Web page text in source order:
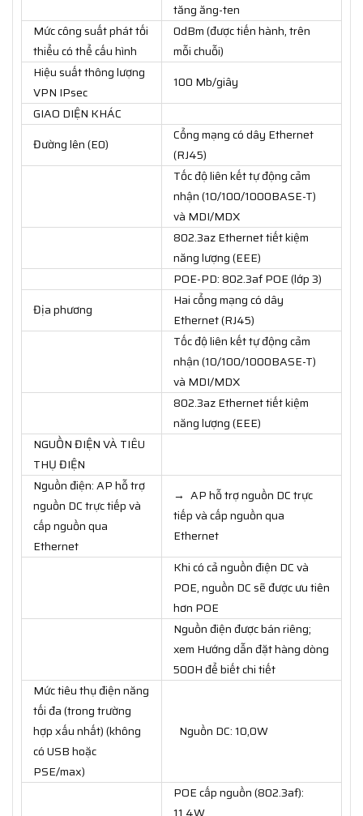
tăng ăng-ten
Mức công suất phát tối
thiểu có thể cấu hình
0dBm (được tiến hành, trên
mỗi chuỗi)
Hiệu suất thông lượng
VPN IPsec
100 Mb/giây
GIAO DIỆN KHÁC
Đường lên (E0)
Cổng mạng có dây Ethernet
(RJ45)
Tốc độ liên kết tự động cảm
nhận (10/100/1000BASE-T)
và MDI/MDX
802.3az Ethernet tiết kiệm
năng lượng (EEE)
POE-PD: 802.3af POE (lớp 3)
Địa phương
Hai cổng mạng có dây
Ethernet (RJ45)
Tốc độ liên kết tự động cảm
nhận (10/100/1000BASE-T)
và MDI/MDX
802.3az Ethernet tiết kiệm
năng lượng (EEE)
NGUỒN ĐIỆN VÀ TIÊU
THỤ ĐIỆN
Nguồn điện: AP hỗ trợ
nguồn DC trực tiếp và
cấp nguồn qua
Ethernet
→ AP hỗ trợ nguồn DC trực
tiếp và cấp nguồn qua
Ethernet
Khi có cả nguồn điện DC và
POE, nguồn DC sẽ được ưu tiên
hơn POE
Nguồn điện được bán riêng;
xem Hướng dẫn đặt hàng dòng
500H để biết chi tiết
Mức tiêu thụ điện năng
tối đa (trong trường
hợp xấu nhất) (không
có USB hoặc
PSE/max)
Nguồn DC: 10,0W
POE cấp nguồn (802.3af):